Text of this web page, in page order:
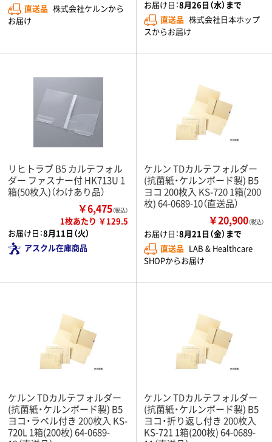
直送品 株式会社ケルンから
お届け
お届け日：8月26日（水）まで
直送品 株式会社日本ホップ
スからお届け
リヒトラブ B5 カルテフォル
ダー ファスナー付 HK713U 1
箱(50枚入)（わけあり品）
￥6,475（税込）
1枚あたり ￥129.5
お届け日：8月11日（火）
アスクル在庫商品
ケルン TDカルテフォルダー
(抗菌紙・ケルンボード製) B5
ヨコ 200枚入 KS-720 1箱(200
枚) 64-0689-10（直送品）
￥20,900（税込）
お届け日：8月21日（金）まで
直送品 LAB & Healthcare
SHOPからお届け
ケルン TDカルテフォルダー
(抗菌紙・ケルンボード製) B5
ヨコ・ラベル付き 200枚入 KS-
720L 1箱(200枚) 64-0689-
ケルン TDカルテフォルダー
(抗菌紙・ケルンボード製) B5
ヨコ・折り返し付き 200枚入
KS-721 1箱(200枚) 64-0689-